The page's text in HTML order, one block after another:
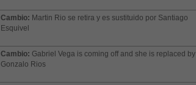
Cambio: Martin Rio se retira y es sustituido por Santiago
Esquivel
Cambio: Gabriel Vega is coming off and she is replaced by
Gonzalo Rios